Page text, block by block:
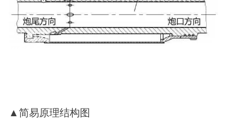
▲简易原理结构图